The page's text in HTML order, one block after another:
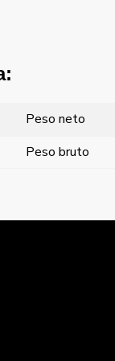
Peso neto
Peso bruto